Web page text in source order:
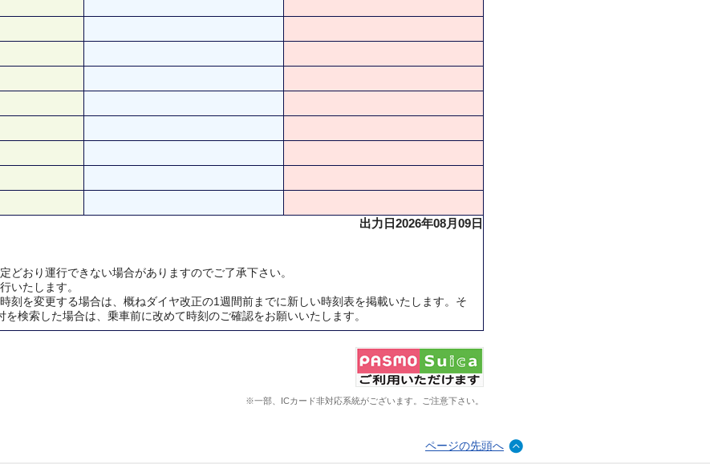
出力日2026年08月09日
おり運行できない場合がありますのでご了承下さい。
たします。
刻を変更する場合は、概ねダイヤ改正の1週間前までに新しい時刻表を掲載いたします。そ
検索した場合は、乗車前に改めて時刻のご確認をお願いいたします。
※一部、ICカード非対応系統がございます。ご注意下さい。
ページの先頭へ